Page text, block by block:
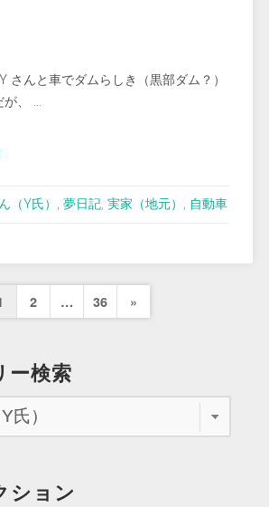
う”さんと車でダムらしき（黒部ダム？）
が、 …
れ
”
（Y氏） , 夢日記, 実家（地元） , 自動車
2 … 36
Next
»
ー検索
ション